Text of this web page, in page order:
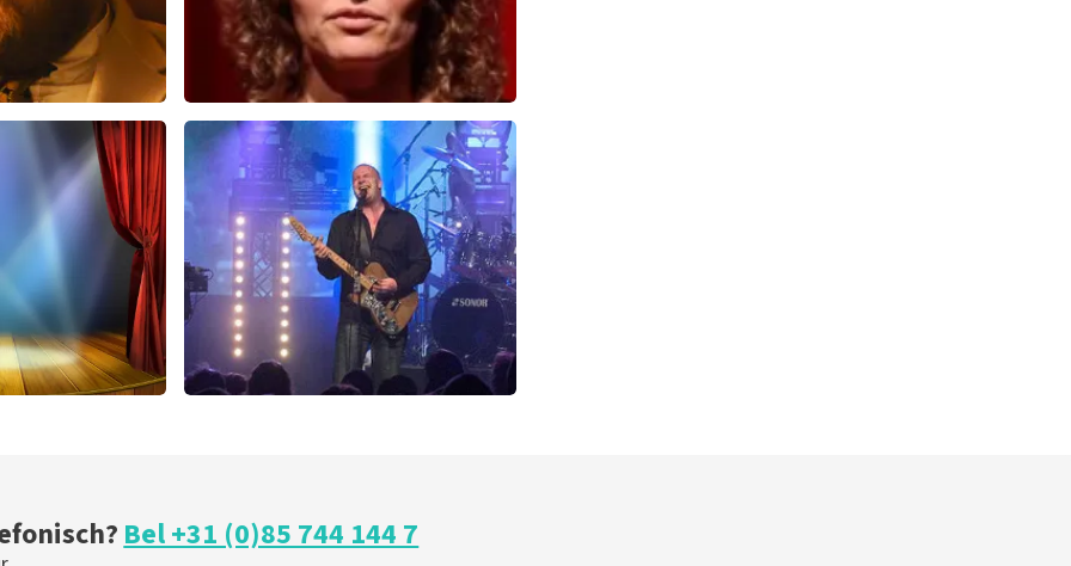
Esther van der Voort
654 laatste 30 minuten
BESTEL NU
Bel +31 (0)85 744 144 7